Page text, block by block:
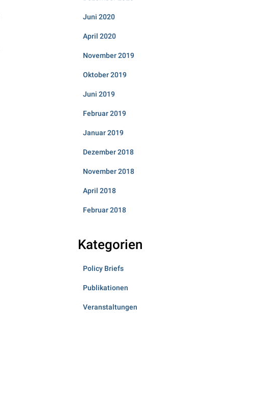
Juni 2020
April 2020
November 2019
Oktober 2019
Juni 2019
Februar 2019
Januar 2019
Dezember 2018
November 2018
April 2018
Februar 2018
Kategorien
Policy Briefs
Publikationen
Veranstaltungen